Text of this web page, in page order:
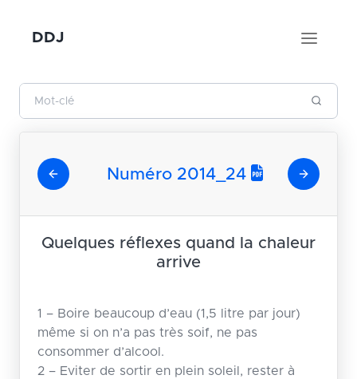
DDJ
Numéro 2014_24
Quelques réflexes quand la chaleur
arrive
1 – Boire beaucoup d’eau (1,5 litre par jour)
même si on n’a pas très soif, ne pas
consommer d’alcool.
2 – Eviter de sortir en plein soleil, rester à